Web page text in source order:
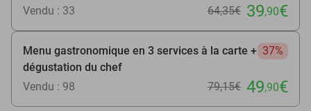
Vendu : 33 64,35€ 39,90€
Menu gastronomique en 3 services à la carte +
dégustation du chef
37%
Vendu : 98 79,15€ 49,90€